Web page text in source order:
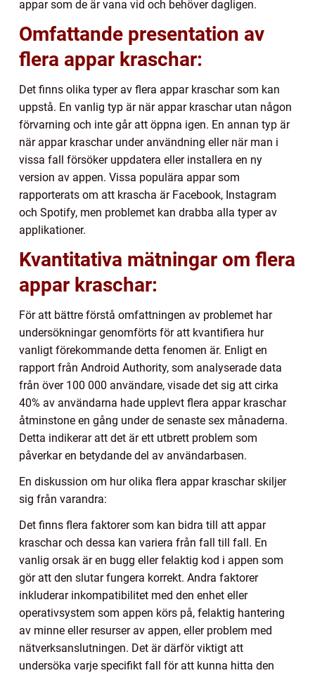
appar som de är vana vid och behöver dagligen.
Omfattande presentation av
flera appar kraschar:
Det finns olika typer av flera appar kraschar som kan
uppstå. En vanlig typ är när appar kraschar utan någon
förvarning och inte går att öppna igen. En annan typ är
när appar kraschar under användning eller när man i
vissa fall försöker uppdatera eller installera en ny
version av appen. Vissa populära appar som
rapporterats om att krascha är Facebook, Instagram
och Spotify, men problemet kan drabba alla typer av
applikationer.
Kvantitativa mätningar om flera
appar kraschar:
För att bättre förstå omfattningen av problemet har
undersökningar genomförts för att kvantifiera hur
vanligt förekommande detta fenomen är. Enligt en
rapport från Android Authority, som analyserade data
från över 100 000 användare, visade det sig att cirka
40% av användarna hade upplevt flera appar kraschar
åtminstone en gång under de senaste sex månaderna.
Detta indikerar att det är ett utbrett problem som
påverkar en betydande del av användarbasen.
En diskussion om hur olika flera appar kraschar skiljer
sig från varandra:
Det finns flera faktorer som kan bidra till att appar
kraschar och dessa kan variera från fall till fall. En
vanlig orsak är en bugg eller felaktig kod i appen som
gör att den slutar fungera korrekt. Andra faktorer
inkluderar inkompatibilitet med den enhet eller
operativsystem som appen körs på, felaktig hantering
av minne eller resurser av appen, eller problem med
nätverksanslutningen. Det är därför viktigt att
undersöka varje specifikt fall för att kunna hitta den